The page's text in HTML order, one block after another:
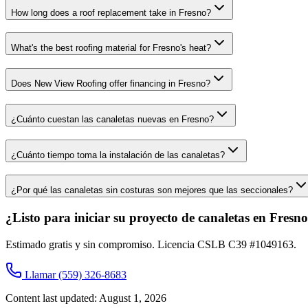
How long does a roof replacement take in Fresno?
What's the best roofing material for Fresno's heat?
Does New View Roofing offer financing in Fresno?
¿Cuánto cuestan las canaletas nuevas en Fresno?
¿Cuánto tiempo toma la instalación de las canaletas?
¿Por qué las canaletas sin costuras son mejores que las seccionales?
¿Listo para iniciar su proyecto de canaletas en
Estimado gratis y sin compromiso. Licencia CSLB C39 #1049163.
Llamar (559) 326-8683
Content last updated: August 1, 2026